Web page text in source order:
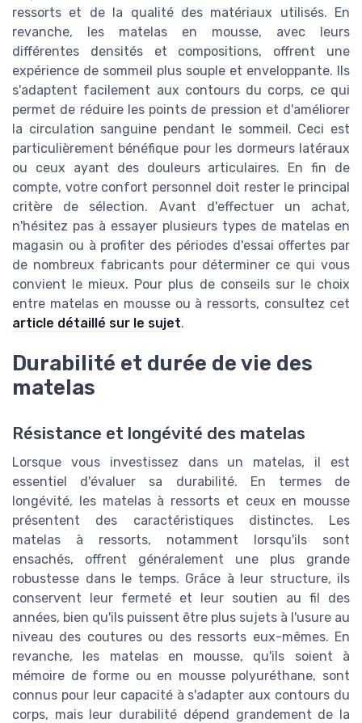
ressorts et de la qualité des matériaux utilisés. En
revanche, les matelas en mousse, avec leurs
différentes densités et compositions, offrent une
expérience de sommeil plus souple et enveloppante. Ils
s'adaptent facilement aux contours du corps, ce qui
permet de réduire les points de pression et d'améliorer
la circulation sanguine pendant le sommeil. Ceci est
particulièrement bénéfique pour les dormeurs latéraux
ou ceux ayant des douleurs articulaires. En fin de
compte, votre confort personnel doit rester le principal
critère de sélection. Avant d'effectuer un achat,
n'hésitez pas à essayer plusieurs types de matelas en
magasin ou à profiter des périodes d'essai offertes par
de nombreux fabricants pour déterminer ce qui vous
convient le mieux. Pour plus de conseils sur le choix
entre matelas en mousse ou à ressorts, consultez cet
article détaillé sur le sujet.
Durabilité et durée de vie des
matelas
Résistance et longévité des matelas
Lorsque vous investissez dans un matelas, il est
essentiel d'évaluer sa durabilité. En termes de
longévité, les matelas à ressorts et ceux en mousse
présentent des caractéristiques distinctes. Les
matelas à ressorts, notamment lorsqu'ils sont
ensachés, offrent généralement une plus grande
robustesse dans le temps. Grâce à leur structure, ils
conservent leur fermeté et leur soutien au fil des
années, bien qu'ils puissent être plus sujets à l'usure au
niveau des coutures ou des ressorts eux-mêmes. En
revanche, les matelas en mousse, qu'ils soient à
mémoire de forme ou en mousse polyuréthane, sont
connus pour leur capacité à s'adapter aux contours du
corps, mais leur durabilité dépend grandement de la